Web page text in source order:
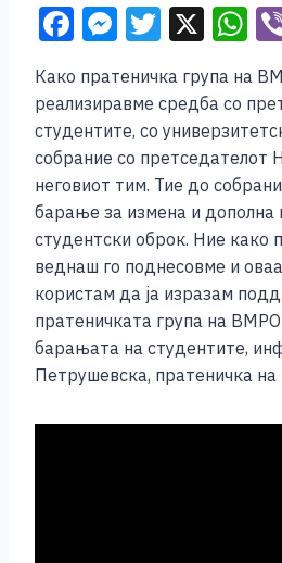
F
c
e
b
o
o
k
M
ss
e
n
g
er
T
tt
er
X W
h
at
s
A
p
p
Како пратеничка група на
реализиравме средба со
студентите, со
собрание со претседателот
неговиот тим. Тие до
барање за измена и дополна
студентски оброк. Ние како
веднаш го поднесовме и
користам да ја изразам
пратеничката група на
барањата на студентите,
Петрушевска, пратеничка